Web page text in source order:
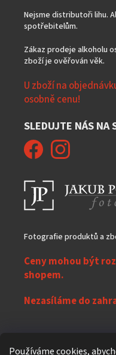
Používáme cookies,
Nejsme distributoři lihu.
spotřebitelům.
Zákaz prodeje alkoholu
zboží je ověřován věk.
U zboží na
osobně cenu!
SLEDUJTE NÁS NA
Fotografie produktů a
Ceny mohou být
shopem.
Nezasíláme do